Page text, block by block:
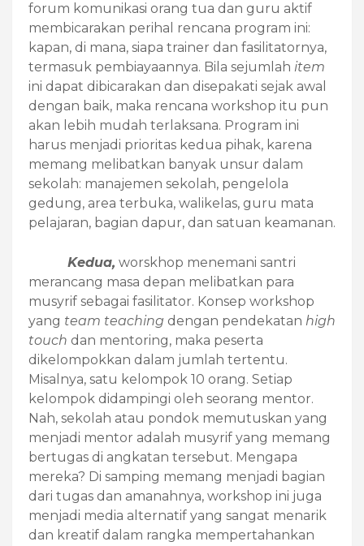
forum komunikasi orang tua dan guru aktif
membicarakan perihal rencana program ini:
kapan, di mana, siapa trainer dan fasilitatornya,
termasuk pembiayaannya. Bila sejumlah item
ini dapat dibicarakan dan disepakati sejak awal
dengan baik, maka rencana workshop itu pun
akan lebih mudah terlaksana. Program ini
harus menjadi prioritas kedua pihak, karena
memang melibatkan banyak unsur dalam
sekolah: manajemen sekolah, pengelola
gedung, area terbuka, walikelas, guru mata
pelajaran, bagian dapur, dan satuan keamanan.
Kedua, worskhop menemani santri
merancang masa depan melibatkan para
musyrif sebagai fasilitator. Konsep workshop
yang team teaching dengan pendekatan high
touch dan mentoring, maka peserta
dikelompokkan dalam jumlah tertentu.
Misalnya, satu kelompok 10 orang. Setiap
kelompok didampingi oleh seorang mentor.
Nah, sekolah atau pondok memutuskan yang
menjadi mentor adalah musyrif yang memang
bertugas di angkatan tersebut. Mengapa
mereka? Di samping memang menjadi bagian
dari tugas dan amanahnya, workshop ini juga
menjadi media alternatif yang sangat menarik
dan kreatif dalam rangka mempertahankan